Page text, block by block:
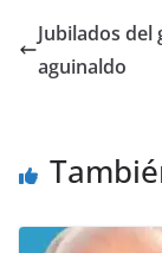
Jubilados
aguinaldo